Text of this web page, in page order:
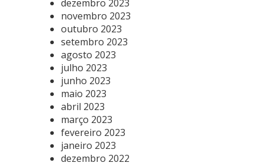
dezembro 2023
novembro 2023
outubro 2023
setembro 2023
agosto 2023
julho 2023
junho 2023
maio 2023
abril 2023
março 2023
fevereiro 2023
janeiro 2023
dezembro 2022